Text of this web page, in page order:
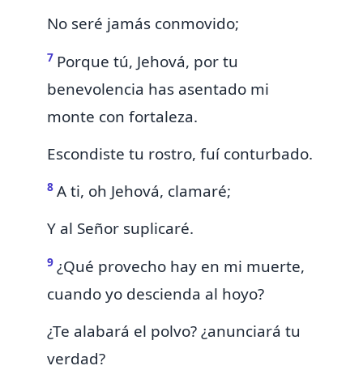
No seré jamás conmovido;
7 Porque tú, Jehová, por tu
benevolencia has asentado mi
monte con fortaleza.
Escondiste tu rostro, fuí conturbado.
8 A ti, oh Jehová, clamaré;
Y al Señor suplicaré.
9 ¿Qué provecho hay en mi muerte,
cuando yo descienda al hoyo?
¿Te alabará el polvo? ¿anunciará tu
verdad?